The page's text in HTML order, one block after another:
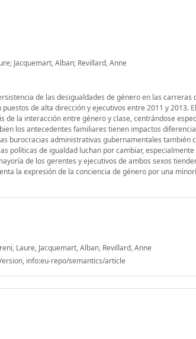
Jacquemart, Alban; Revillard, Anne
de las desigualdades de género en las carreras
de alta dirección y ejecutivos entre 2011 y 2013.
de la interacción entre género y clase, centrándose
los antecedentes familiares tienen impactos
burocracias administrativas gubernamentales también
políticas de igualdad luchan por cambiar,
de los gerentes y ejecutivos de ambos sexos
la expresión de la conciencia de género por una
Laure, Jacquemart, Alban, Revillard, Anne
info:eu-repo/semantics/article